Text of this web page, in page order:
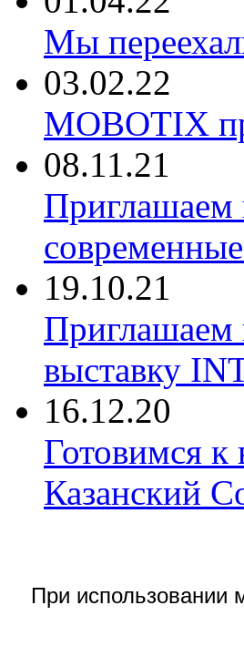
Мы
03.02.22
MOBOTIX
08.11.21
Приглашаем
19.10.21
выставку
16.12.20
Готовимся к
Казанский
При использовании